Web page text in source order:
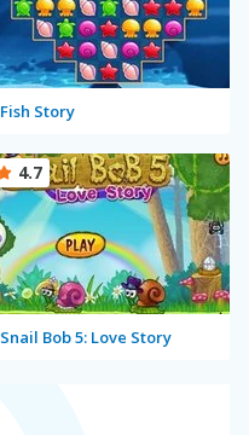
Fish Story
Snail Bob 5: Love Story
4.7